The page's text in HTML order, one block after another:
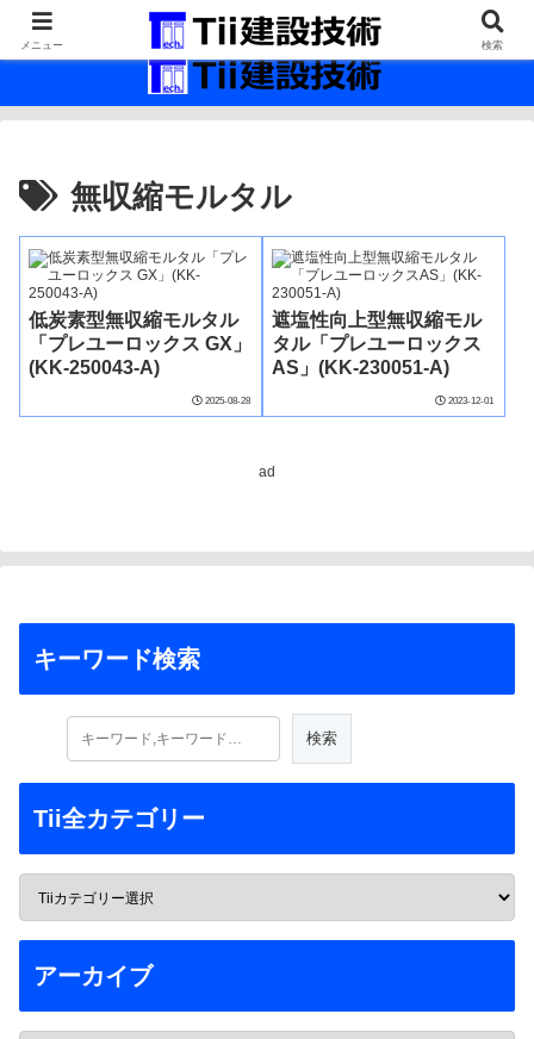
最新の建設技術の情報インフラ。
無収縮モルタル
低炭素型無収縮モルタル
「プレユーロックス GX」
(KK-250043-A)
2025-08-28
遮塩性向上型無収縮モル
タル「プレユーロックス
AS」(KK-230051-A)
2023-12-01
ad
キーワード検索
Tii全カテゴリー
アーカイブ
メニュー 検索